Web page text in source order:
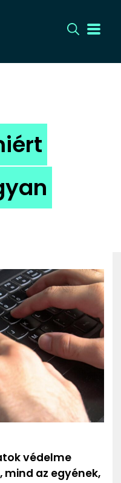
TÁJÉKOZTATÓ
védelme
az egyének,